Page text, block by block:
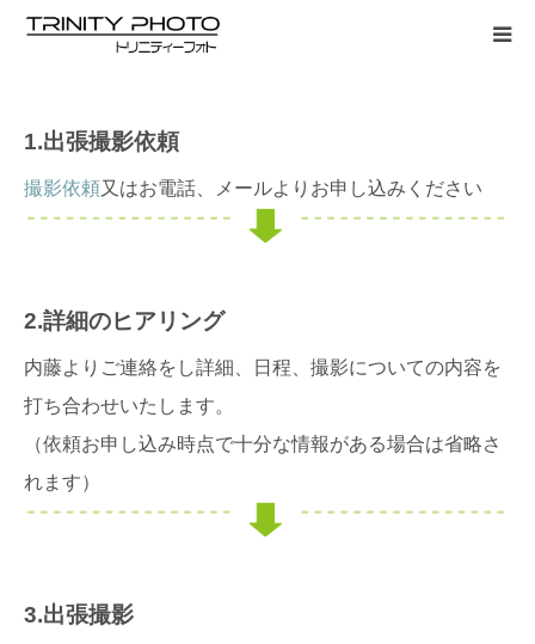
1.出張撮影依頼
撮影依頼又はお電話、メールよりお申し込みください
2.詳細のヒアリング
内藤よりご連絡をし詳細、日程、撮影についての内容を
打ち合わせいたします。
（依頼お申し込み時点で十分な情報がある場合は省略さ
れます）
3.出張撮影
問合せ
事務所概要